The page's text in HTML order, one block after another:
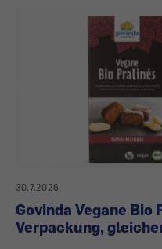
30.7.2026
Govinda Vegane Bio
Verpackung,